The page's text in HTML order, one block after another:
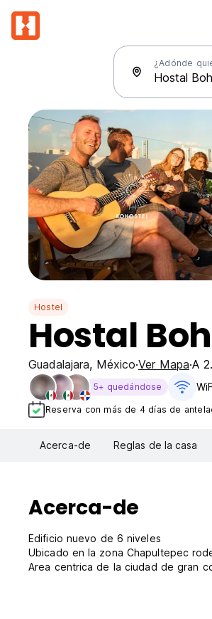
¿Adónde
Hostel
Hostal
Guadalajara, México Ver Mapa A
5+ quedándose
Reserva con más de 4 días de
Acerca-de Reglas de la casa
Acerca-de
Edificio nuevo de 6 niveles
Ubicado en la zona Chapultepec
Area centrica de la ciudad de gran